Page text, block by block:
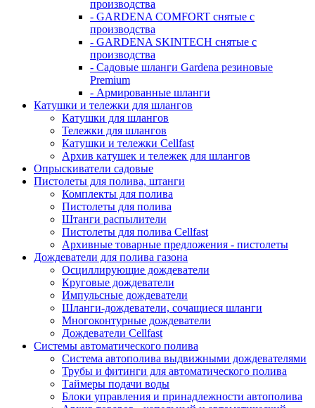
производства
- GARDENA COMFORT снятые с
производства
- GARDENA SKINTECH снятые с
производства
- Садовые шланги Gardena резиновые
Premium
- Армированные шланги
Катушки и тележки для шлангов
Катушки для шлангов
Тележки для шлангов
Катушки и тележки Cellfast
Архив катушек и тележек для шлангов
Опрыскиватели садовые
Пистолеты для полива, штанги
Комплекты для полива
Пистолеты для полива
Штанги распылители
Пистолеты для полива Cellfast
Архивные товарные предложения - пистолеты
Дождеватели для полива газона
Осциллирующие дождеватели
Круговые дождеватели
Импульсные дождеватели
Шланги-дождеватели, сочащиеся шланги
Многоконтурные дождеватели
Дождеватели Cellfast
Системы автоматического полива
Система автополива выдвижными дождевателями
Трубы и фитинги для автоматического полива
Таймеры подачи воды
Блоки управления и принадлежности автополива